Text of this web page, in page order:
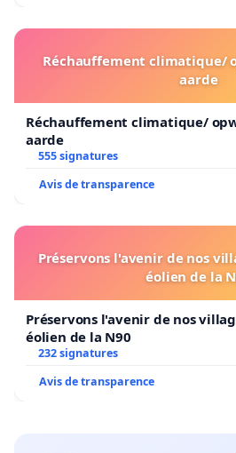
Réchauffement climatique/
aarde
Réchauffement climatique/
aarde
555 signatures
Avis de transparence
Préservons l'avenir de nos
éolien de la
Préservons l'avenir de nos
éolien de la N90
232 signatures
Avis de transparence